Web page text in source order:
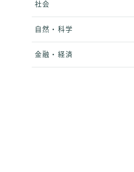
社会
自然・科学
金融・経済